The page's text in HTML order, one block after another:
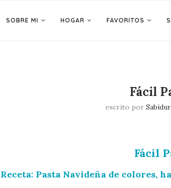
SOBRE MI HOGAR FAVORITOS
Fácil
escrito por
Fácil
Receta: Pasta Navideña de colores,